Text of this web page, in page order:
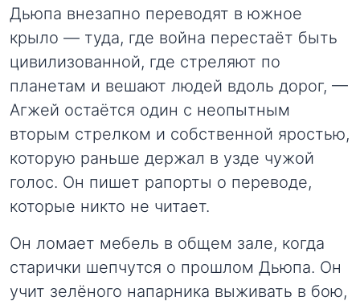
Дьюпа внезапно переводят в южное
крыло — туда, где война перестаёт быть
цивилизованной, где стреляют по
планетам и вешают людей вдоль дорог, —
Агжей остаётся один с неопытным
вторым стрелком и собственной яростью,
которую раньше держал в узде чужой
голос. Он пишет рапорты о переводе,
которые никто не читает.
Он ломает мебель в общем зале, когда
старички шепчутся о прошлом Дьюпа. Он
учит зелёного напарника выживать в бою,